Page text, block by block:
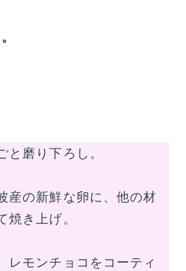
と磨り下ろし。
産の新鮮な卵に、他の材
焼き上げ。
レモンチョコをコーティ